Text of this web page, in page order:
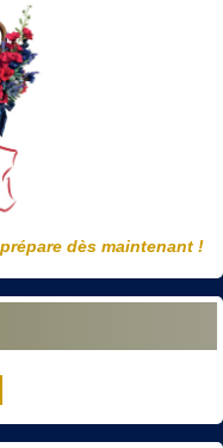
dès maintenant !